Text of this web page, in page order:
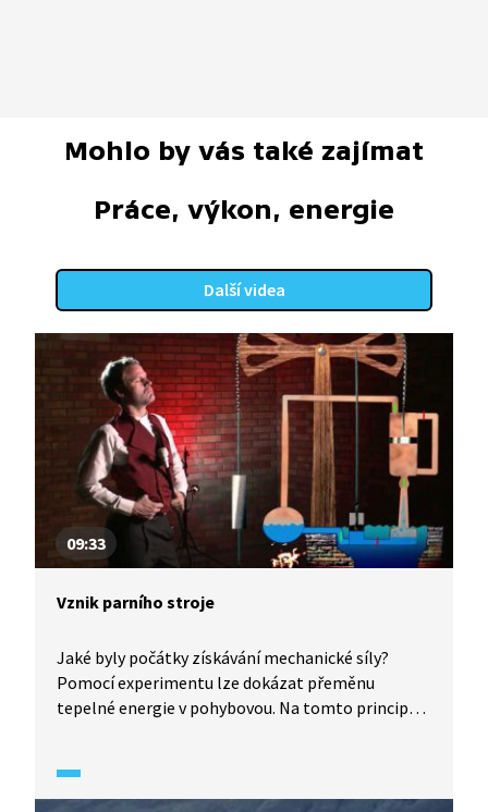
Mohlo by vás také zajímat
Práce, výkon, energie
Další videa
09:33
Vznik parního stroje
Jaké byly počátky získávání mechanické síly?
Pomocí experimentu lze dokázat přeměnu
tepelné energie v pohybovou. Na tomto principu
parního stroje. Jak se tento vynález zrodil? Možná
vás překvapí, že u toho byli horníci.